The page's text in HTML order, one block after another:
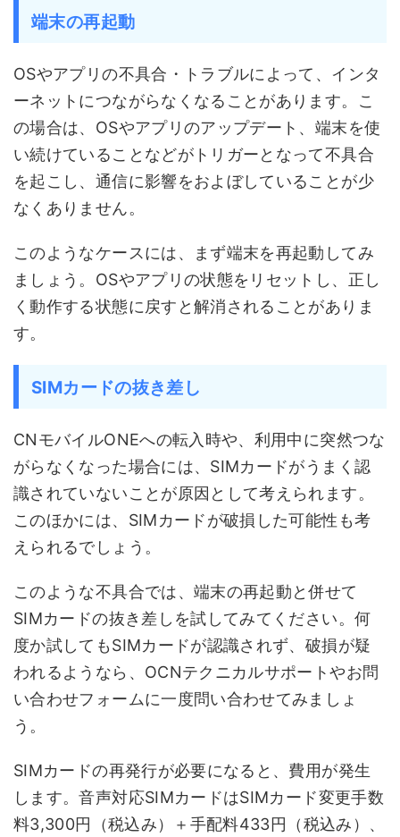
端末の再起動
OSやアプリの不具合・トラブルによって、インタ
ーネットにつながらなくなることがあります。こ
の場合は、OSやアプリのアップデート、端末を使
い続けていることなどがトリガーとなって不具合
を起こし、通信に影響をおよぼしていることが少
なくありません。
このようなケースには、まず端末を再起動してみ
ましょう。OSやアプリの状態をリセットし、正し
く動作する状態に戻すと解消されることがありま
す。
SIMカードの抜き差し
CNモバイルONEへの転入時や、利用中に突然つな
がらなくなった場合には、SIMカードがうまく認
識されていないことが原因として考えられます。
このほかには、SIMカードが破損した可能性も考
えられるでしょう。
このような不具合では、端末の再起動と併せて
SIMカードの抜き差しを試してみてください。何
度か試してもSIMカードが認識されず、破損が疑
われるようなら、OCNテクニカルサポートやお問
い合わせフォームに一度問い合わせてみましょ
う。
SIMカードの再発行が必要になると、費用が発生
します。音声対応SIMカードはSIMカード変更手数
料3,300円（税込み）＋手配料433円（税込み）、